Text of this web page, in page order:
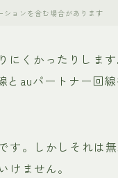
ションを含む場合があります
くかったりしま
auパートナー回
す。しかしそれは
ません。